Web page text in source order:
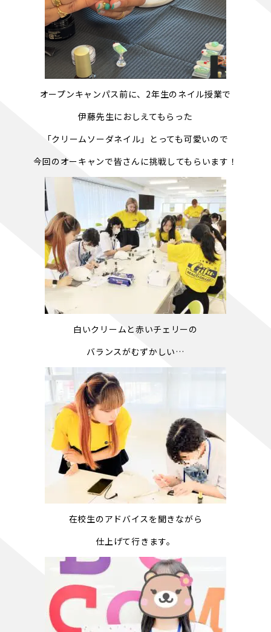
オープンキャンパス前に、2年生のネイル授業で
伊藤先生におしえてもらった
「クリームソーダネイル」とっても可愛いので
今回のオーキャンで皆さんに挑戦してもらいます！
白いクリームと赤いチェリーの
バランスがむずかしい…
在校生のアドバイスを聞きながら
仕上げて行きます。